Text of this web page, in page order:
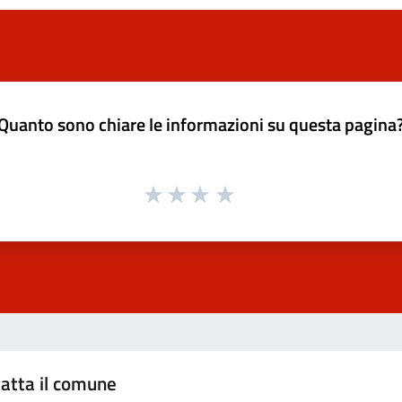
sono chiare le informazioni su questa
il comune